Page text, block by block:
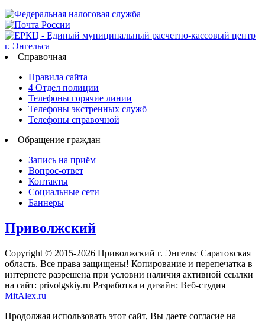
Справочная
Правила сайта
4 Отдел полиции
Телефоны горячие линии
Телефоны экстренных служб
Телефоны справочной
Обращение граждан
Запись на приём
Вопрос-ответ
Контакты
Социальные сети
Баннеры
Приволжский
Copyright © 2015-2026 Приволжский г. Энгельс Саратовская
область. Все права защищены! Копирование и перепечатка в
интернете разрешена при условии наличия активной ссылки
на сайт: privolgskiy.ru Разработка и дизайн: Веб-студия
MitAlex.ru
Продолжая использовать этот сайт, Вы даете согласие на